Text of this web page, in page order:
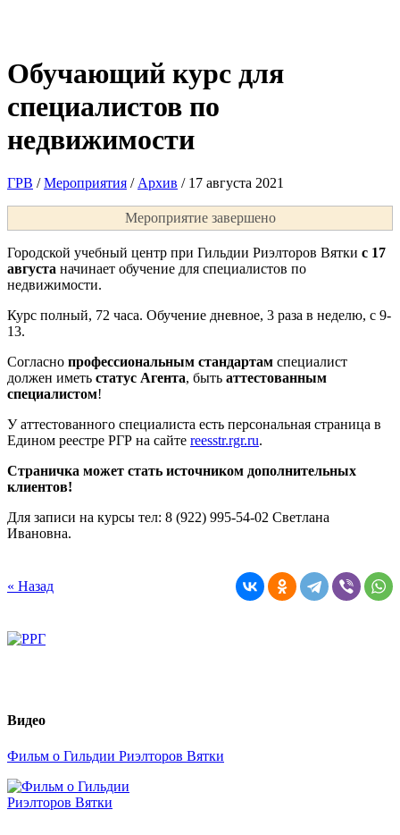
Обучающий курс для
специалистов по
недвижимости
ГРВ / Мероприятия / Архив /17 августа 2021
Мероприятие завершено
Городской учебный центр при Гильдии Риэлторов Вятки с 17
августа начинает обучение для специалистов по
недвижимости.
Курс полный, 72 часа. Обучение дневное, 3 раза в неделю, с 9-
13.
Согласно профессиональным стандартам специалист
должен иметь статус Агента, быть аттестованным
специалистом!
У аттестованного специалиста есть персональная страница в
Едином реестре РГР на сайте reesstr.rgr.ru.
Страничка может стать источником дополнительных
клиентов!
Для записи на курсы тел: 8 (922) 995-54-02 Светлана
Ивановна.
« Назад
Видео
Фильм о Гильдии Риэлторов Вятки